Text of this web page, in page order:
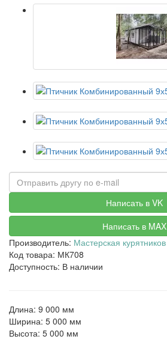
Написать в VK
Написать в MAX
Производитель: Мастерская курятников
Код товара: МК708
Доступность: В наличии
Длина: 9 000 мм
Ширина: 5 000 мм
Высота: 5 000 мм